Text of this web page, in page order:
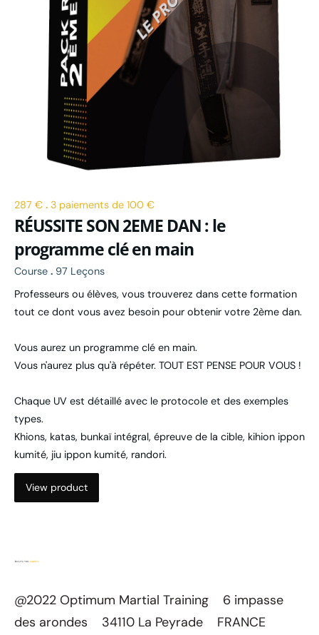
287 € . 3 paiements de 100 €
RÉUSSITE SON 2EME DAN : le
programme clé en main
Course . 97 Leçons
Professeurs ou élèves, vous trouverez dans cette formation
tout ce dont vous avez besoin pour obtenir votre 2ème dan.
Vous aurez un programme clé en main.
Vous n'aurez plus qu'à répéter. TOUT EST PENSE POUR VOUS !
Chaque UV est détaillé avec le protocole et des exemples
types.
Khions, katas, bunkaï intégral, épreuve de la cible, kihion ippon
kumité, jiu ippon kumité, randori.
View product
@2022 Optimum Martial Training 6 impasse
des arondes 34110 La Peyrade FRANCE